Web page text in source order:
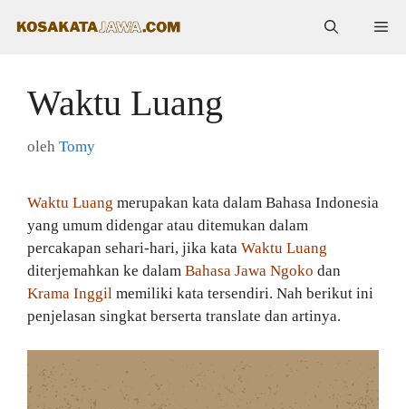
Waktu Luang
oleh Tomy
Waktu Luang merupakan kata dalam Bahasa Indonesia
yang umum didengar atau ditemukan dalam
percakapan sehari-hari, jika kata Waktu Luang
diterjemahkan ke dalam Bahasa Jawa Ngoko dan
Krama Inggil memiliki kata tersendiri. Nah berikut ini
penjelasan singkat berserta translate dan artinya.